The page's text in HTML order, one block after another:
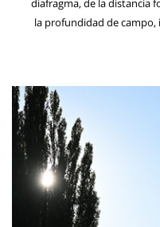
diafragma, de la distancia
la profundidad de campo,